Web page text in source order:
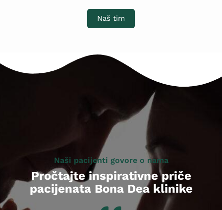
Naš tim
Naši pacijenti govore o nama
Pročtajte inspirativne priče
pacijenata Bona Dea klinike